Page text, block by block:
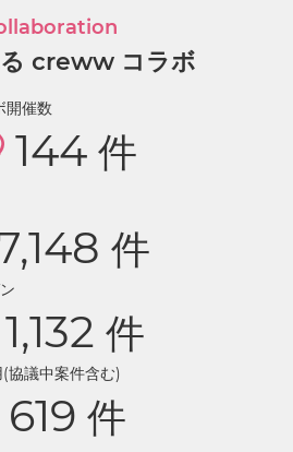
creww コラボ
開催数
144 件
件
件
協議中案件含む)
件